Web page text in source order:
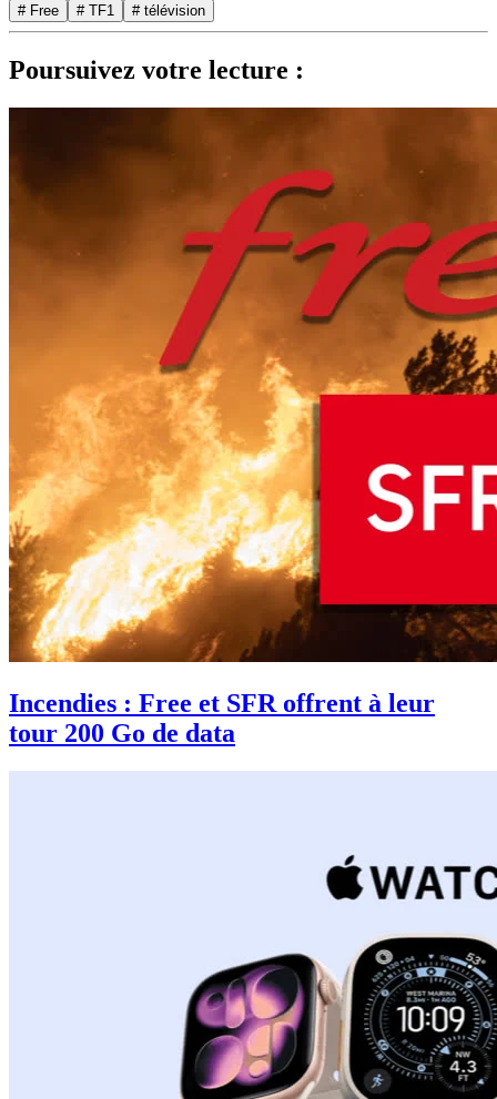
# Free # TF1 # télévision
Poursuivez votre lecture :
Incendies : Free et SFR offrent à leur
tour 200 Go de data